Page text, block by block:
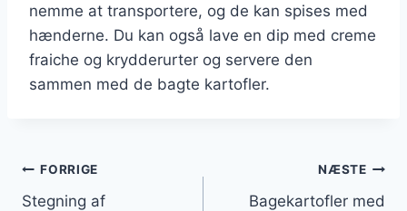
nemme at transportere, og de kan spises med
hænderne. Du kan også lave en dip med creme
fraiche og krydderurter og servere den
sammen med de bagte kartofler.
Indlægsnavigation
FORRIGE
Stegning af
NÆSTE
Bagekartofler med